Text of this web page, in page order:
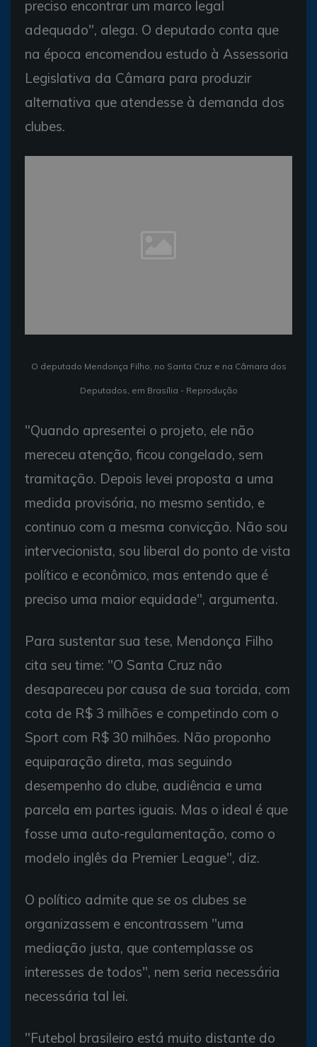
preciso encontrar um marco legal
adequado", alega. O deputado conta que
na época encomendou estudo à Assessoria
Legislativa da Câmara para produzir
alternativa que atendesse à demanda dos
clubes.
O deputado Mendonça Filho, no Santa Cruz e na Câmara dos
Deputados, em Brasília - Reprodução
"Quando apresentei o projeto, ele não
mereceu atenção, ficou congelado, sem
tramitação. Depois levei proposta a uma
medida provisória, no mesmo sentido, e
continuo com a mesma convicção. Não sou
intervecionista, sou liberal do ponto de vista
político e econômico, mas entendo que é
preciso uma maior equidade", argumenta.
Para sustentar sua tese, Mendonça Filho
cita seu time: "O Santa Cruz não
desapareceu por causa de sua torcida, com
cota de R$ 3 milhões e competindo com o
Sport com R$ 30 milhões. Não proponho
equiparação direta, mas seguindo
desempenho do clube, audiência e uma
parcela em partes iguais. Mas o ideal é que
fosse uma auto-regulamentação, como o
modelo inglês da Premier League", diz.
O político admite que se os clubes se
organizassem e encontrassem "uma
mediação justa, que contemplasse os
interesses de todos", nem seria necessária
necessária tal lei.
"Futebol brasileiro está muito distante do